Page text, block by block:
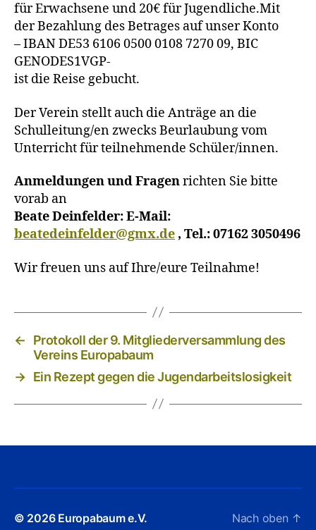
für Erwachsene und 20€ für Jugendliche.Mit
der Bezahlung des Betrages auf unser Konto
– IBAN DE53 6106 0500 0108 7270 09, BIC
GENODES1VGP-
ist die Reise gebucht.
Der Verein stellt auch die Anträge an die
Schulleitung/en zwecks Beurlaubung vom
Unterricht für teilnehmende Schüler/innen.
Anmeldungen und Fragenrichten Sie bitte
vorab an
Beate Deinfelder: E-Mail:
beatedeinfelder@gmx.de , Tel.: 07162 3050496
Wir freuen uns auf Ihre/eure Teilnahme!
←
Protokoll der 9. Mitgliederversammlung des
Vereins Europabaum
→ Ein Rezept gegen die Jugendarbeitslosigkeit
© 2026 Europabaum e.V. Nach oben ↑